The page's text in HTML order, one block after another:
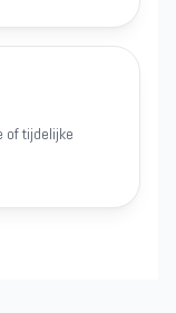
of tijdelijke